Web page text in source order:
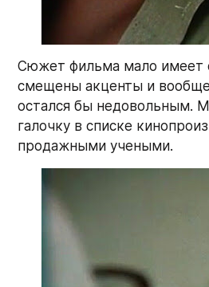
Сюжет фильма мало имеет
смещены акценты и
остался бы недовольным.
галочку в списке
продажными учеными.